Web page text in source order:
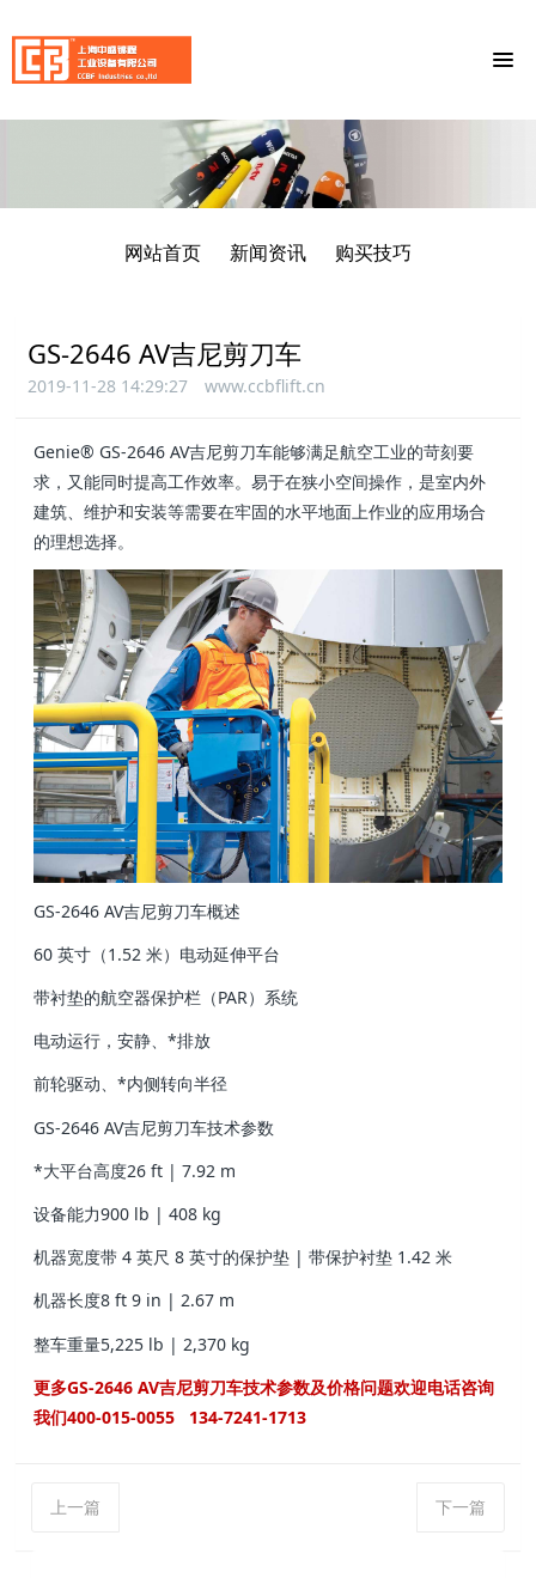
网站首页 新闻资讯 购买技巧
GS-2646 AV吉尼剪刀车
2019-11-28 14:29:27 www.ccbflift.cn
Genie® GS-2646 AV吉尼剪刀车能够满足航空工业的苛刻要
求，又能同时提高工作效率。易于在狭小空间操作，是室内外
建筑、维护和安装等需要在牢固的水平地面上作业的应用场合
的理想选择。
GS-2646 AV吉尼剪刀车概述
60 英寸（1.52 米）电动延伸平台
带衬垫的航空器保护栏（PAR）系统
电动运行，安静、*排放
前轮驱动、*内侧转向半径
GS-2646 AV吉尼剪刀车技术参数
*大平台高度26 ft | 7.92 m
设备能力900 lb | 408 kg
机器宽度带 4 英尺 8 英寸的保护垫 | 带保护衬垫 1.42 米
机器长度8 ft 9 in | 2.67 m
整车重量5,225 lb | 2,370 kg
更多GS-2646 AV吉尼剪刀车技术参数及价格问题欢迎电话咨询
我们400-015-0055 134-7241-1713
上一篇 下一篇